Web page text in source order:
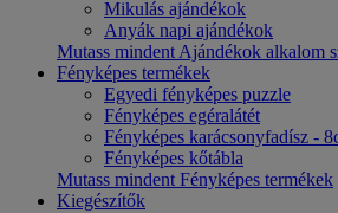
Mikulás ajándékok
Anyák napi ajándékok
Mutass mindent Ajándékok alkalom
Fényképes termékek
Egyedi fényképes puzzle
Fényképes egéralátét
Fényképes karácsonyfadísz -
Fényképes kőtábla
Mutass mindent Fényképes termékek
Kiegészítők